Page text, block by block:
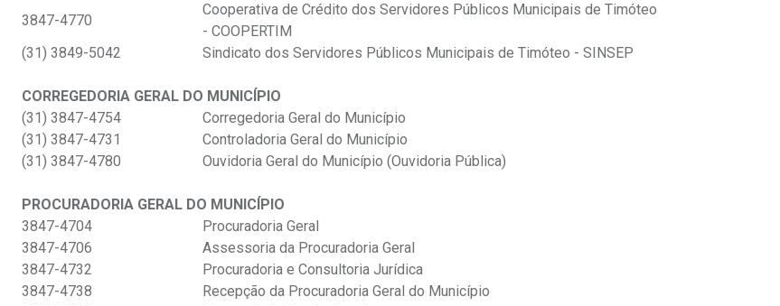
3847-4770
Cooperativa de Crédito dos Servidores Públicos Municipais de Timóteo
- COOPERTIM
(31) 3849-5042
Sindicato dos Servidores Públicos Municipais de Timóteo - SINSEP
CORREGEDORIA GERAL DO MUNICÍPIO
(31) 3847-4754
Corregedoria Geral do Município
(31) 3847-4731
Controladoria Geral do Município
(31) 3847-4780
Ouvidoria Geral do Município (Ouvidoria Pública)
PROCURADORIA GERAL DO MUNICÍPIO
3847-4704
Procuradoria Geral
3847-4706
Assessoria da Procuradoria Geral
3847-4732
Procuradoria e Consultoria Jurídica
3847-4738
Recepção da Procuradoria Geral do Município